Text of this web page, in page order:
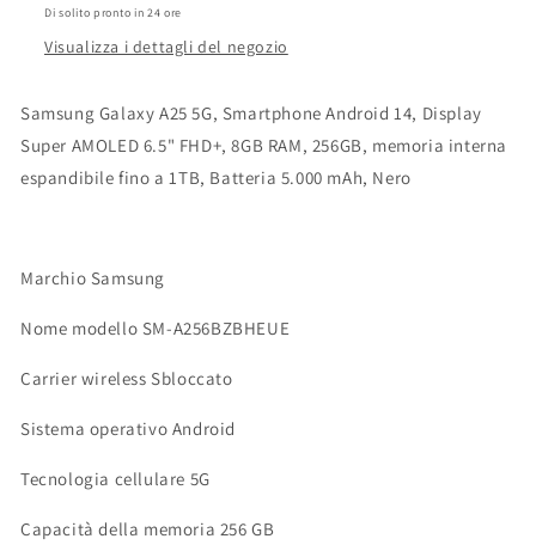
A256B
8GB/256GB
BLACK
A256B
8GB/256GB
BLACK
Di solito pronto in 24 ore
Visualizza i dettagli del negozio
Samsung Galaxy A25 5G, Smartphone Android 14, Display
Super AMOLED 6.5" FHD+, 8GB RAM, 256GB, memoria interna
espandibile fino a 1TB, Batteria 5.000 mAh, Nero
Marchio Samsung
Nome modello SM-A256BZBHEUE
Carrier wireless Sbloccato
Sistema operativo Android
Tecnologia cellulare 5G
Capacità della memoria 256 GB